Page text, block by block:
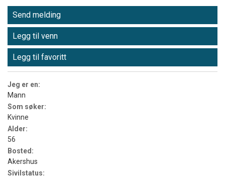
Send melding
Legg til venn
Legg til favoritt
Jeg er en:
Mann
Som søker:
Kvinne
Alder:
56
Bosted:
Akershus
Sivilstatus: